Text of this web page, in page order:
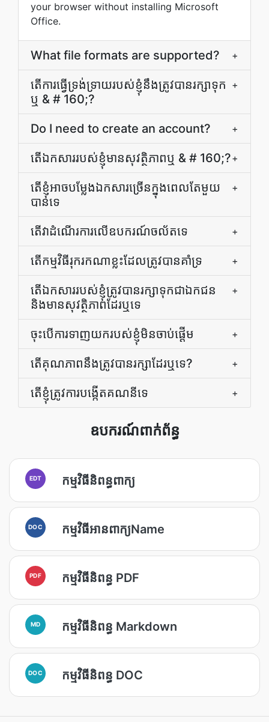
your browser without installing Microsoft
Office.
What file formats are supported? +
តើ​ការ​ធ្វើ​ទ្រង់ទ្រាយ​របស់​ខ្ញុំ​នឹង​ត្រូវ​បាន​រក្សា​ទុក​
ឬ & # 160;?
+
Do I need to create an account? +
តើ​ឯកសារ​របស់​ខ្ញុំ​មាន​សុវត្ថិភាព​ឬ & # 160;?+
តើខ្ញុំអាចបម្លែងឯកសារច្រើនក្នុងពេលតែមួយ
បានទេ
+
តើវាដំណើរការលើឧបករណ៍ចល័តទេ +
តើកម្មវិធីរុករកណាខ្លះដែលត្រូវបានគាំទ្រ +
តើឯកសាររបស់ខ្ញុំត្រូវបានរក្សាទុកជាឯកជន
និងមានសុវត្ថិភាពដែរឬទេ
+
ចុះបើការទាញយករបស់ខ្ញុំមិនចាប់ផ្តើម +
តើគុណភាពនឹងត្រូវបានរក្សាដែរឬទេ? +
តើខ្ញុំត្រូវការបង្កើតគណនីទេ +
ឧបករណ៍ពាក់ព័ន្ធ
EDT កម្មវិធីនិពន្ធពាក្យ
DOC កម្មវិធី​អាន​ពាក្យName
PDF កម្មវិធីនិពន្ធ PDF
MD កម្មវិធី​និពន្ធ Markdown
DOC កម្មវិធី​និពន្ធ DOC